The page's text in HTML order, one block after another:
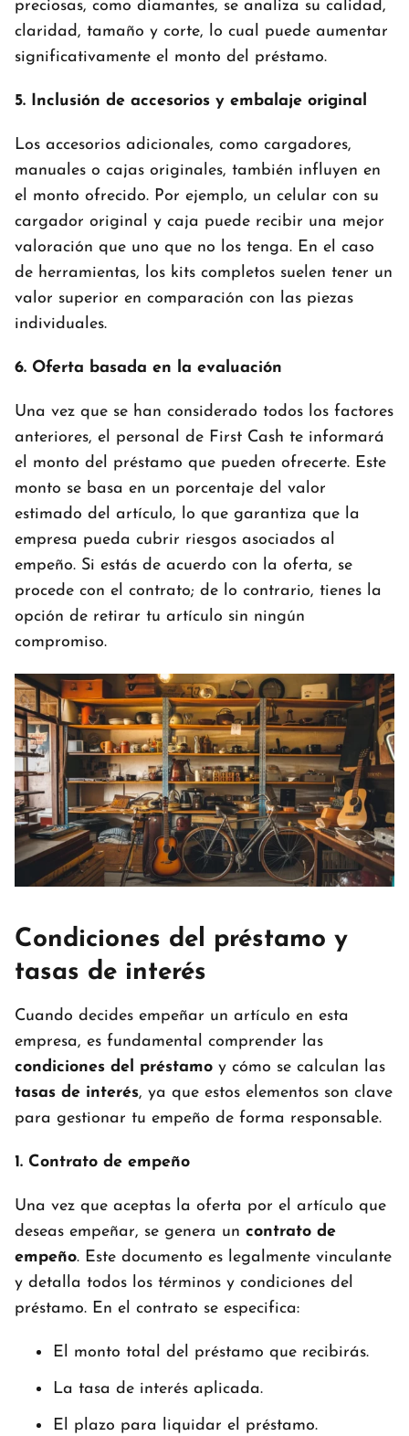
preciosas, como diamantes, se analiza su calidad,
claridad, tamaño y corte, lo cual puede aumentar
significativamente el monto del préstamo.
5. Inclusión de accesorios y embalaje original
Los accesorios adicionales, como cargadores,
manuales o cajas originales, también influyen en
el monto ofrecido. Por ejemplo, un celular con su
cargador original y caja puede recibir una mejor
valoración que uno que no los tenga. En el caso
de herramientas, los kits completos suelen tener un
valor superior en comparación con las piezas
individuales.
6. Oferta basada en la evaluación
Una vez que se han considerado todos los factores
anteriores, el personal de First Cash te informará
el monto del préstamo que pueden ofrecerte. Este
monto se basa en un porcentaje del valor
estimado del artículo, lo que garantiza que la
empresa pueda cubrir riesgos asociados al
empeño. Si estás de acuerdo con la oferta, se
procede con el contrato; de lo contrario, tienes la
opción de retirar tu artículo sin ningún
compromiso.
Condiciones del préstamo y
tasas de interés
Cuando decides empeñar un artículo en esta
empresa, es fundamental comprender las
condiciones del préstamo y cómo se calculan las
tasas de interés, ya que estos elementos son clave
para gestionar tu empeño de forma responsable.
1. Contrato de empeño
Una vez que aceptas la oferta por el artículo que
deseas empeñar, se genera un contrato de
empeño. Este documento es legalmente vinculante
y detalla todos los términos y condiciones del
préstamo. En el contrato se especifica:
El monto total del préstamo que recibirás.
La tasa de interés aplicada.
El plazo para liquidar el préstamo.